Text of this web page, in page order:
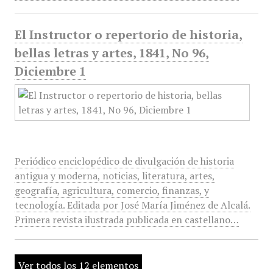
El Instructor o repertorio de historia,
bellas letras y artes, 1841, No 96,
Diciembre 1
Periódico enciclopédico de divulgación de historia
antigua y moderna, noticias, literatura, artes,
geografía, agricultura, comercio, finanzas, y
tecnología. Editada por José María Jiménez de Alcalá.
Primera revista ilustrada publicada en castellano…
Ver todos los 12 elementos